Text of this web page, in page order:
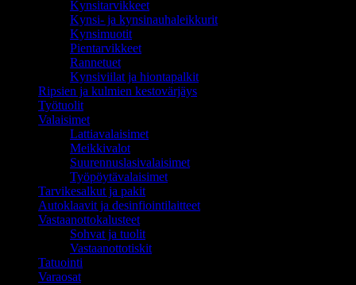
Kynsitarvikkeet
Kynsi- ja kynsinauhaleikkurit
Kynsimuotit
Pientarvikkeet
Rannetuet
Kynsiviilat ja hiontapalkit
Ripsien ja kulmien kestovärjäys
Työtuolit
Valaisimet
Lattiavalaisimet
Meikkivalot
Suurennuslasivalaisimet
Työpöytävalaisimet
Tarvikesalkut ja pakit
Autoklaavit ja desinfiointilaitteet
Vastaanottokalusteet
Sohvat ja tuolit
Vastaanottotiskit
Tatuointi
Varaosat